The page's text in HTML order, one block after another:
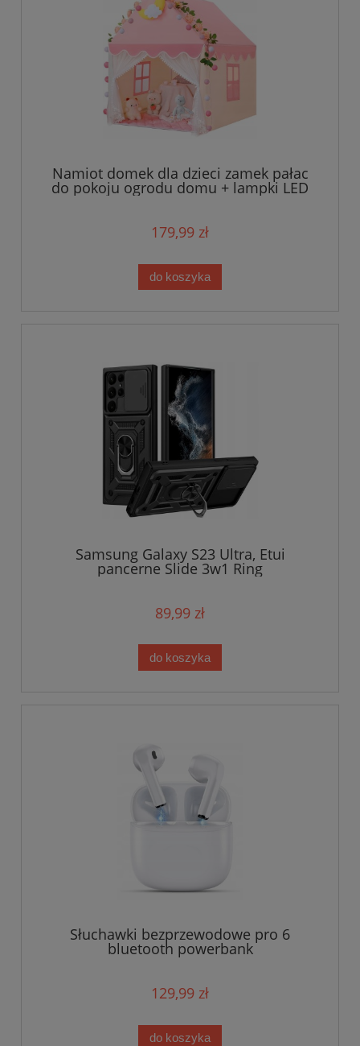
Namiot domek dla dzieci zamek pałac
do pokoju ogrodu domu + lampki LED
179,99 zł
do koszyka
Samsung Galaxy S23 Ultra, Etui
pancerne Slide 3w1 Ring
89,99 zł
do koszyka
Słuchawki bezprzewodowe pro 6
bluetooth powerbank
129,99 zł
do koszyka